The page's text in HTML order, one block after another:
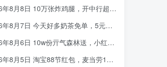
日 10万张炸鸡腿，开中行超给利，美团奶茶0.01，加油券，千问1.8~18.8体验金等
7日 今天好多奶茶免单，5元农行省钱卡，京东抢0.01沪上，邮储5.88元等
日 10w份亓气森林送，小红书12元无门槛，中行电费30-10，0元柠檬水+0撸汉堡等
日 淘宝88节红包，麦当劳150万份柠檬水，三万份瑞幸免单，霸王9万份0.01券等